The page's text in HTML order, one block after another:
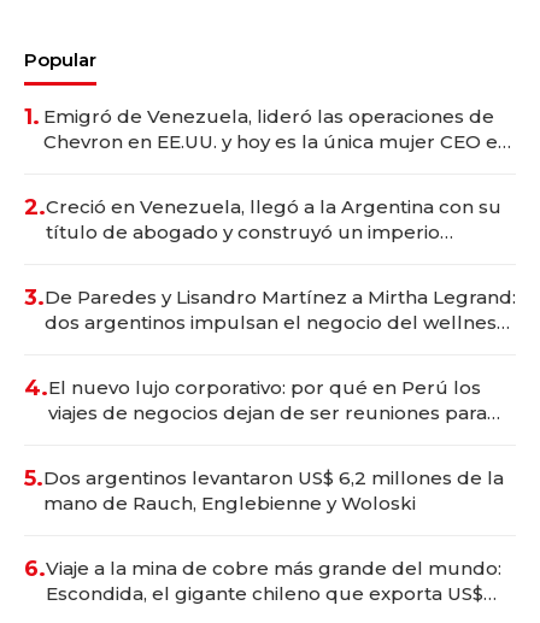
Popular
1. Emigró de Venezuela, lideró las operaciones de
Chevron en EE.UU. y hoy es la única mujer CEO en
2.Creció en Venezuela, llegó a la Argentina con su
título de abogado y construyó un imperio
3.De Paredes y Lisandro Martínez a Mirtha Legrand:
dos argentinos impulsan el negocio del wellness
4.El nuevo lujo corporativo: por qué en Perú los
viajes de negocios dejan de ser reuniones para
5.Dos argentinos levantaron US$ 6,2 millones de la
mano de Rauch, Englebienne y Woloski
6.Viaje a la mina de cobre más grande del mundo:
Escondida, el gigante chileno que exporta US$